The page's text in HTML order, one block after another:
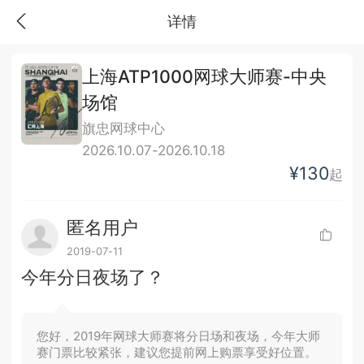
详情
上海ATP1000网球大师赛-中央
场馆
旗忠网球中心
2026.10.07-2026.10.18
¥130起
匿名用户
2019-07-11
今年分日夜场了？
您好，2019年网球大师赛将分日场和夜场，今年大师
赛门票比较紧张，建议您提前网上购票享受好位置。